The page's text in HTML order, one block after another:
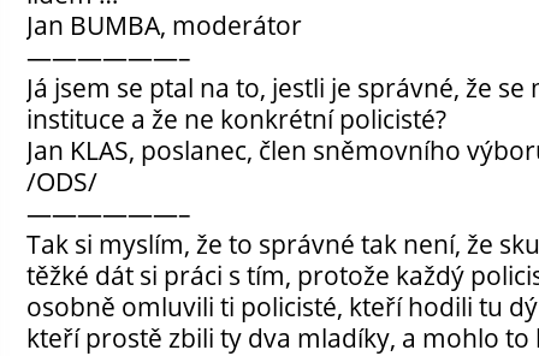
Jan BUMBA, moderátor
——————–
Já jsem se ptal na to, jestli je správné, že
instituce a že ne konkrétní policisté?
Jan KLAS, poslanec, člen sněmovního
/ODS/
——————–
Tak si myslím, že to správné tak není, že
těžké dát si práci s tím, protože každý
osobně omluvili ti policisté, kteří hodili tu
kteří prostě zbili ty dva mladíky, a mohlo to